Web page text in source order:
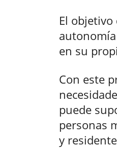
El
en su
Con este
puede
personas
y